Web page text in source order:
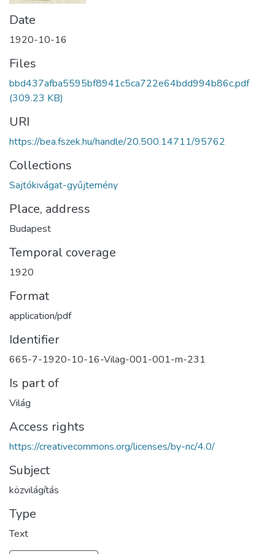
Date
1920-10-16
Files
bbd437afba5595bf8941c5ca722e64bdd994b86c.pdf
(309.23 KB)
URI
https://bea.fszek.hu/handle/20.500.14711/95762
Collections
Sajtókivágat-gyűjtemény
Place, address
Budapest
Temporal coverage
1920
Format
application/pdf
Identifier
665-7-1920-10-16-Vilag-001-001-m-231
Is part of
Világ
Access rights
https://creativecommons.org/licenses/by-nc/4.0/
Subject
közvilágítás
Type
Text